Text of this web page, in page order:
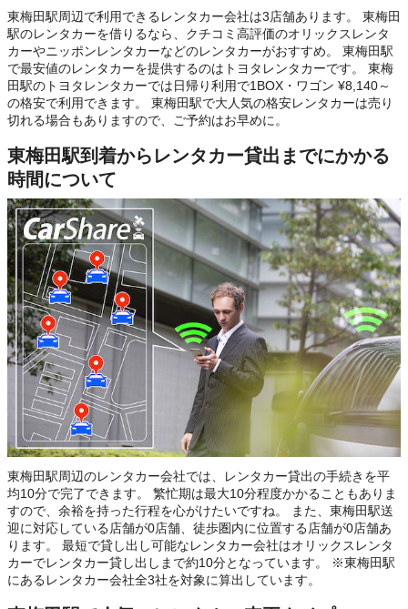
東梅田駅周辺で利用できるレンタカー会社は3店舗あります。 東梅田
駅のレンタカーを借りるなら、クチコミ高評価のオリックスレンタ
カーやニッポンレンタカーなどのレンタカーがおすすめ。 東梅田駅
で最安値のレンタカーを提供するのはトヨタレンタカーです。 東梅
田駅のトヨタレンタカーでは日帰り利用で1BOX・ワゴン ¥8,140～
の格安で利用できます。 東梅田駅で大人気の格安レンタカーは売り
切れる場合もありますので、ご予約はお早めに。
東梅田駅到着からレンタカー貸出までにかかる
時間について
東梅田駅周辺のレンタカー会社では、レンタカー貸出の手続きを平
均10分で完了できます。 繁忙期は最大10分程度かかることもありま
すので、余裕を持った行程を心がけたいですね。 また、東梅田駅送
迎に対応している店舗が0店舗、徒歩圏内に位置する店舗が0店舗あ
ります。 最短で貸し出し可能なレンタカー会社はオリックスレンタ
カーでレンタカー貸し出しまで約10分となっています。 ※東梅田駅
にあるレンタカー会社全3社を対象に算出しています。